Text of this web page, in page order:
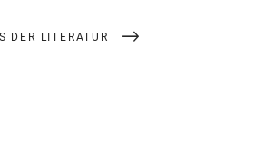
DER LITERATUR